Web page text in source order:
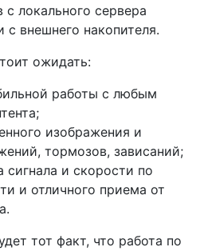
локального сервера
с внешнего накопителя.
ожидать:
работы с любым
изображения и
тормозов, зависаний;
и скорости по
и отличного приема от
тот факт, что работа по